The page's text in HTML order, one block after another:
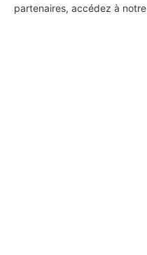
partenaires, accédez à notre